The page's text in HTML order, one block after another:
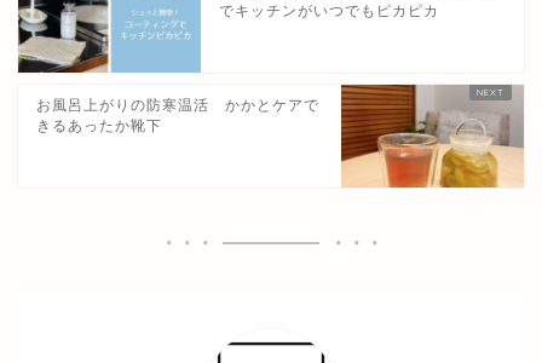
でキッチンがいつでもピカピカ
お風呂上がりの防寒温活 かかとケアで
きるあったか靴下